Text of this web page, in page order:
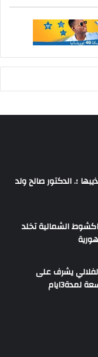
؛. الدكتور صالح ولد
الشمالية تخلد
يشرف على